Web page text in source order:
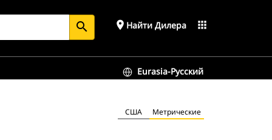
search place Найти Дилера apps
Eurasia-Русский
США Метрические